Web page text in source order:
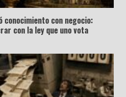
conocimiento con negocio:
con la ley que uno vota